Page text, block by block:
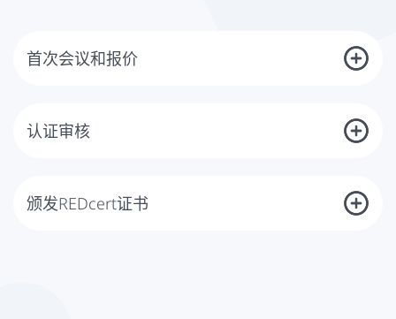
认证，还可以指导您完成获得证书前的所有步骤。
首次会议和报价
信息，如员工的数量。在此基础上，您将迅速收到一份详细和透明的报
价，并根据您的个人需求进行调整。
认证审核
审核员会评估，除其他事项外，您的管理系统是否符合标准的要求，并确
定改进的潜力。在最后的讨论中，您将收到DQS审核员对结果的详细介
颁发REDcert证书